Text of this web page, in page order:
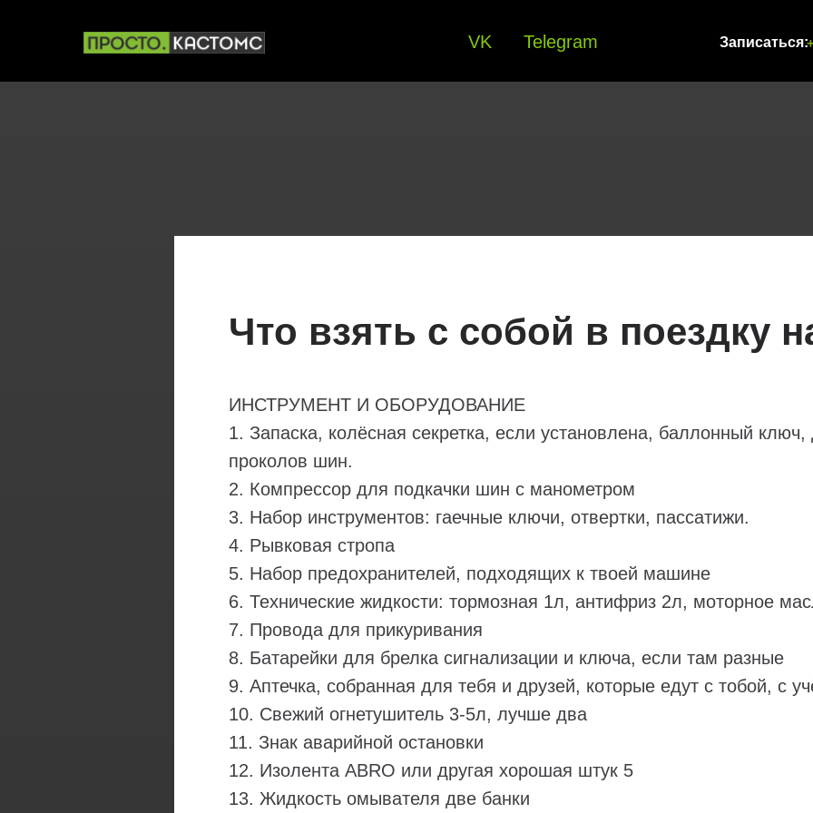
Записаться:
VK Telegram
Что взять с собой в поездку
ИНСТРУМЕНТ И ОБОРУДОВАНИЕ
1. Запаска, колёсная секретка, если установлена, баллонный
проколов шин.
2. Компрессор для подкачки шин с манометром
3. Набор инструментов: гаечные ключи, отвертки, пассатижи.
4. Рывковая стропа
5. Набор предохранителей, подходящих к твоей машине
6. Технические жидкости: тормозная 1л, антифриз 2л, моторное
7. Провода для прикуривания
8. Батарейки для брелка сигнализации и ключа, если там разные
9. Аптечка, собранная для тебя и друзей, которые едут с тобой, с
10. Свежий огнетушитель 3-5л, лучше два
11. Знак аварийной остановки
12. Изолента ABRO или другая хорошая штук 5
13. Жидкость омывателя две банки